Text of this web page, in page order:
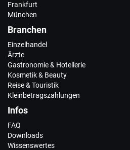
Frankfurt
München
Branchen
Einzelhandel
Ärzte
Gastronomie & Hotellerie
Kosmetik & Beauty
Reise & Touristik
Kleinbetragszahlungen
Infos
FAQ
Downloads
Wissenswertes